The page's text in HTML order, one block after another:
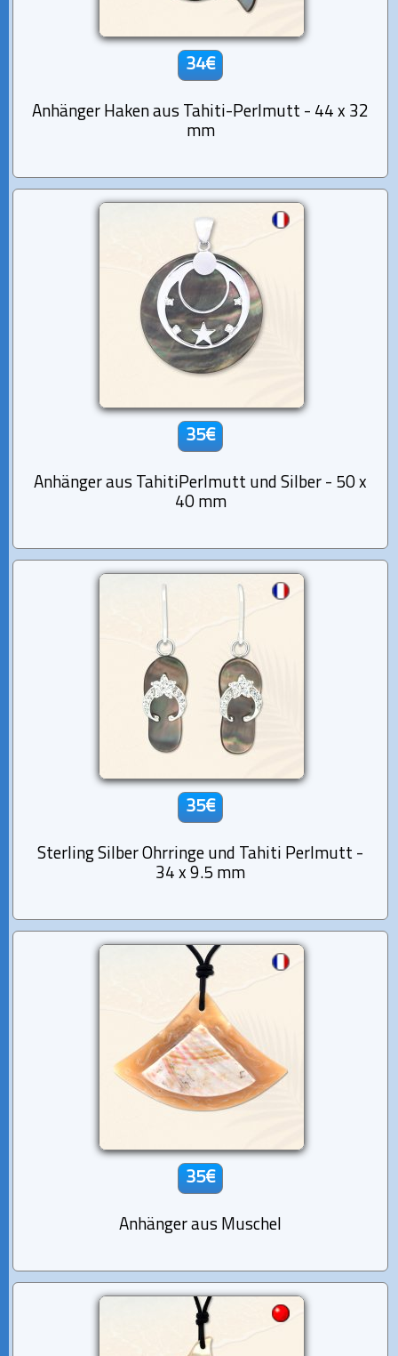
34€
Anhänger Haken aus Tahiti-Perlmutt - 44 x 32
mm
35€
Anhänger aus TahitiPerlmutt und Silber - 50 x
40 mm
35€
Sterling Silber Ohrringe und Tahiti Perlmutt -
34 x 9.5 mm
35€
Anhänger aus Muschel